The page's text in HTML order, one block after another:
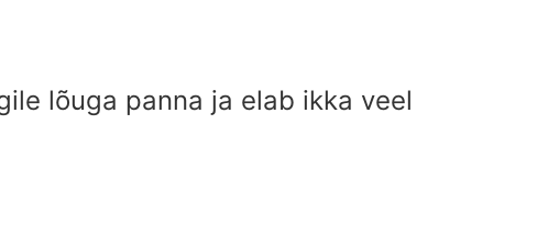
lõuga panna ja elab ikka veel